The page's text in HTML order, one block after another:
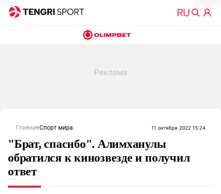
ГлавнаяСпорт мира 11 октября 2022 15:24
"Брат, спасибо". Алимханулы
обратился к кинозвезде и получил
ответ